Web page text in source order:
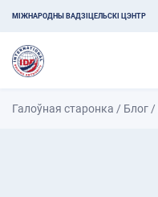
МІЖНАРОДНЫ ВАДЗІЦЕЛЬСКІ ЦЭНТР
Галоўная старонка / Блог /